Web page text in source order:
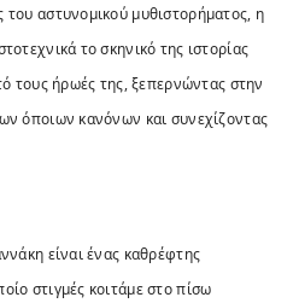
του αστυνομικού μυθιστορήματος, η
το σκηνικό της ιστορίας
τους ήρωές της, ξεπερνώντας στην
όποιων κανόνων και συνεχίζοντας
είναι ένας καθρέφτης
στιγμές κοιτάμε στο πίσω